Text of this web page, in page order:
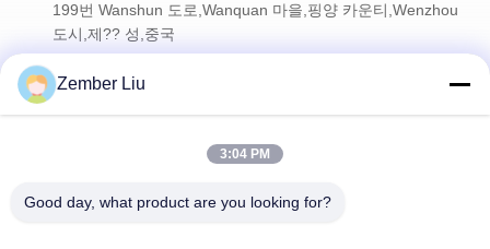
199번 Wanshun 도로,Wanquan 마을,핑양 카운티,Wenzhou
도시,제?? 성,중국
0086-13967775116
info@evergeardrive.com
Zember Liu
3:04 PM
Good day, what product are you looking for?